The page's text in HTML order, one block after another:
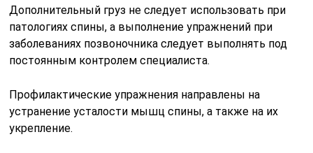
Дополнительный груз не следует использовать при
патологиях спины, а выполнение упражнений при
заболеваниях позвоночника следует выполнять под
постоянным контролем специалиста.
Профилактические упражнения направлены на
устранение усталости мышц спины, а также на их
укрепление.